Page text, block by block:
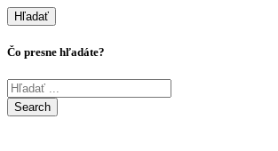
Hľadať
Čo presne hľadáte?